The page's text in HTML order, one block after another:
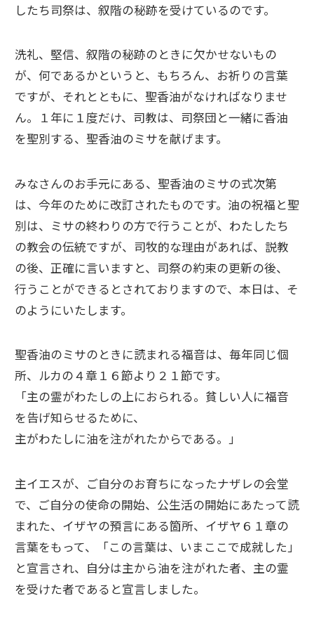
したち司祭は、叙階の秘跡を受けているのです。
洗礼、堅信、叙階の秘跡のときに欠かせないもの
が、何であるかというと、もちろん、お祈りの言葉
ですが、それとともに、聖香油がなければなりませ
ん。１年に１度だけ、司教は、司祭団と一緒に香油
を聖別する、聖香油のミサを献げます。
みなさんのお手元にある、聖香油のミサの式次第
は、今年のために改訂されたものです。油の祝福と聖
別は、ミサの終わりの方で行うことが、わたしたち
の教会の伝統ですが、司牧的な理由があれば、説教
の後、正確に言いますと、司祭の約束の更新の後、
行うことができるとされておりますので、本日は、そ
のようにいたします。
聖香油のミサのときに読まれる福音は、毎年同じ個
所、ルカの４章１６節より２１節です。
「主の霊がわたしの上におられる。貧しい人に福音
を告げ知らせるために、
主がわたしに油を注がれたからである。」
主イエスが、ご自分のお育ちになったナザレの会堂
で、ご自分の使命の開始、公生活の開始にあたって読
まれた、イザヤの預言にある箇所、イザヤ６１章の
言葉をもって、「この言葉は、いまここで成就した」
と宣言され、自分は主から油を注がれた者、主の霊
を受けた者であると宣言しました。